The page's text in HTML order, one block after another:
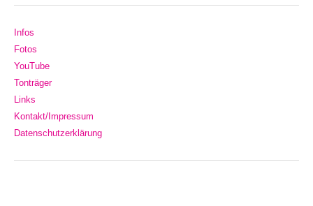
Infos
Fotos
YouTube
Tonträger
Links
Kontakt/Impressum
Datenschutzerklärung